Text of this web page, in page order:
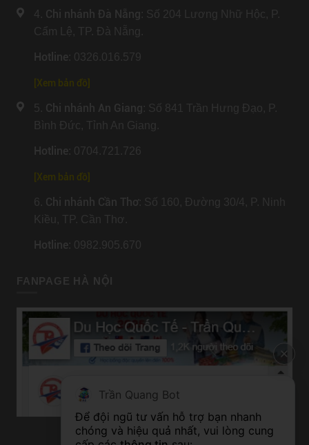
4. Chi nhánh Đà Nẵng: Số 204 Lương Nhữ Hộc, P.
Cẩm Lệ, TP. Đà Nẵng.
Hotline: 0326.016.579
Xem bản đồ
5. Chi nhánh An Giang: Số 841 Trần Hưng Đạo, P.
Bình Đức, Tỉnh An Giang.
Hotline: 0704.721.726
Xem bản đồ
6. Chi nhánh Cần Thơ: Số 160, Đường 30/4, P. Ninh
Kiều, TP. Cần Thơ.
Hotline: 0982.905.670
FANPAGE HÀ NỘI
Trần Quang Bot
Để đội ngũ tư vấn hỗ trợ bạn nhanh
chóng và hiệu quả nhất, vui lòng cung